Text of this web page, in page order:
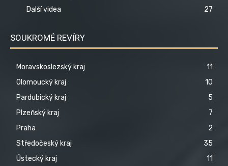
Další videa
27
SOUKROMÉ REVÍRY
Moravskoslezský kraj
11
Olomoucký kraj
10
Pardubický kraj
5
Plzeňský kraj
7
Praha
2
Středočeský kraj
35
Ústecký kraj
11